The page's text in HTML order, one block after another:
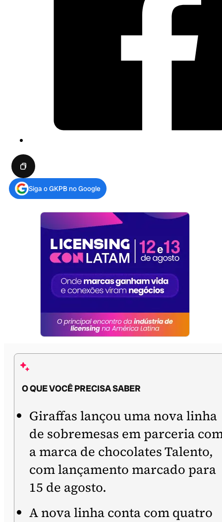
Siga o GKPB no Google
O QUE VOCÊ PRECISA SABER
Giraffas lançou uma nova linha
de sobremesas em parceria
a marca de chocolates Talento,
com lançamento marcado para
15 de agosto.
A nova linha conta com quatro